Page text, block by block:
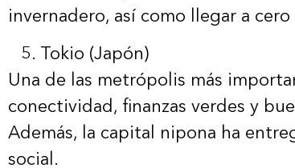
invernadero, así como llegar a
Tokio (Japón)
Una de las metrópolis más
conectividad, finanzas verdes y
Además, la capital nipona ha
social.